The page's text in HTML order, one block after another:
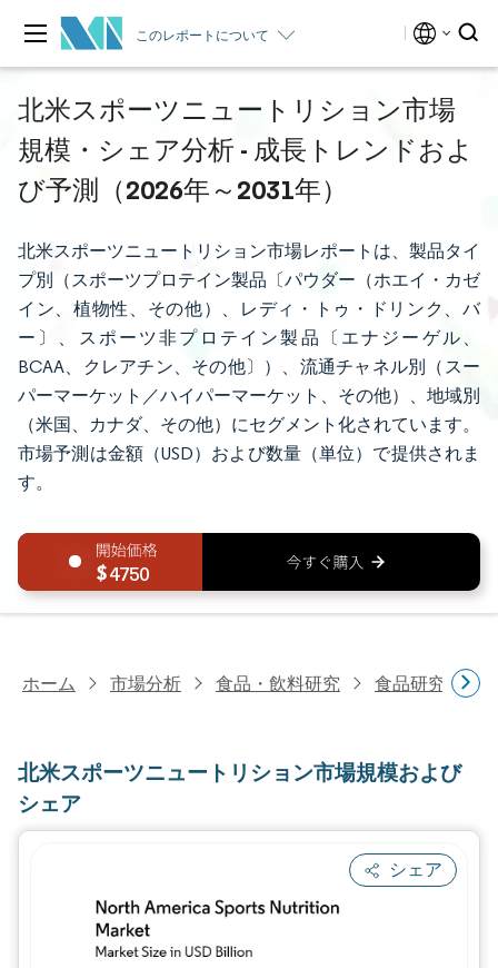
このレポートについて
北米スポーツニュートリション市場
規模・シェア分析 - 成長トレンドおよ
び予測（2026年～2031年）
北米スポーツニュートリション市場レポートは、製品タイ
プ別（スポーツプロテイン製品〔パウダー（ホエイ・カゼ
イン、植物性、その他）、レディ・トゥ・ドリンク、バ
ー〕、スポーツ非プロテイン製品〔エナジーゲル、
BCAA、クレアチン、その他〕）、流通チャネル別（スー
パーマーケット／ハイパーマーケット、その他）、地域別
（米国、カナダ、その他）にセグメント化されています。
市場予測は金額（USD）および数量（単位）で提供されま
す。
4750
ホーム 市場分析 食品・飲料研究 食品研究
北米スポーツニュートリション市場規模および
シェア
シェア